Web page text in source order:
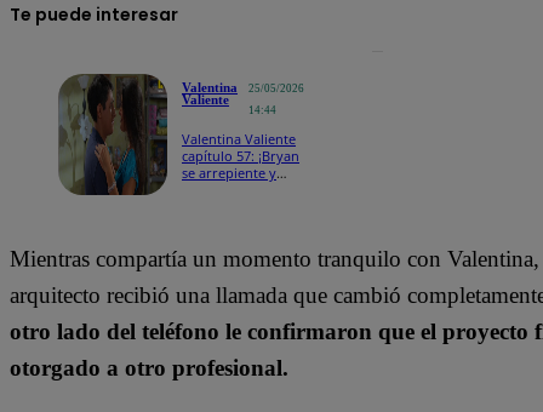
Te puede interesar
Valentina
Valiente
25/05/2026
14:44
Valentina Valiente
capítulo 57: ¡Bryan
se arrepiente y
Mientras compartía un momento tranquilo con
arquitecto recibió una llamada que cambió
otro lado del teléfono le confirmaron que el proyecto
otorgado a otro profesional.